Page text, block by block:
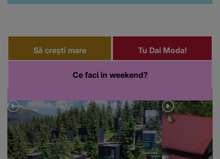
Să crești mare Tu Dai Moda!
Ce faci in weekend?